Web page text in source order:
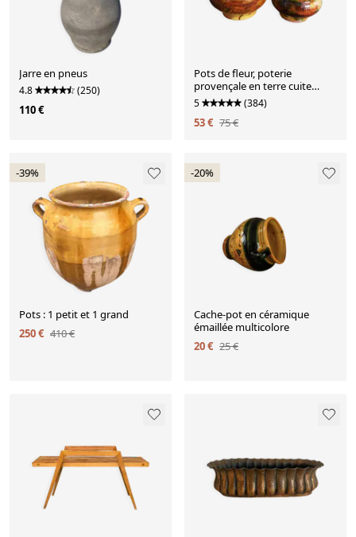
Jarre en pneus
4.8 (250)
110 €
Pots de fleur, poterie
provençale en terre cuite
émaillée
5 (384)
53 € 75 €
-39%
Pots : 1 petit et 1 grand
250 € 410 €
-20%
Cache-pot en céramique
émaillée multicolore
20 € 25 €